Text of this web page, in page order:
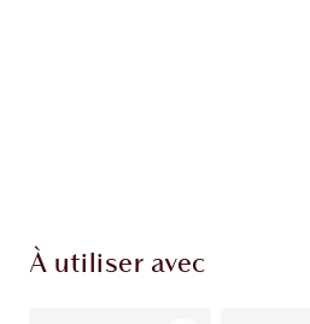
À utiliser avec